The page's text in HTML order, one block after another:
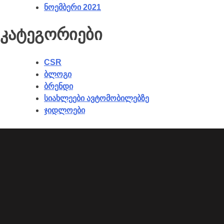
ნოემბერი 2021
კატეგორიები
CSR
ბლოგი
ბრენდი
სიახლეები ავტომობილებზე
ჯიდლოები